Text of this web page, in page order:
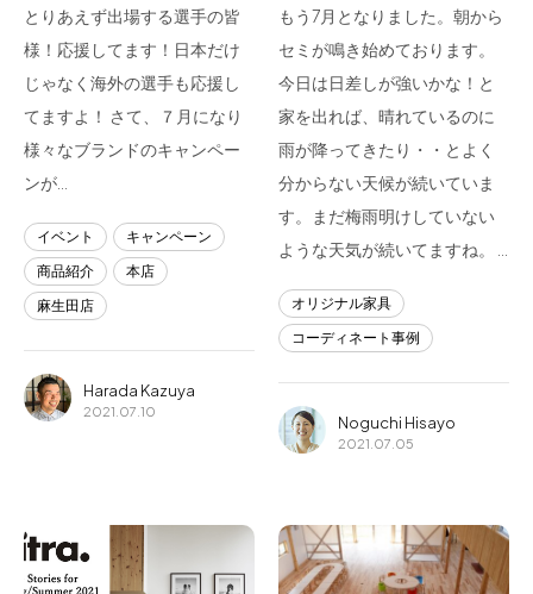
とりあえず出場する選手の皆
様！応援してます！日本だけ
じゃなく海外の選手も応援し
てますよ！ さて、７月になり
様々なブランドのキャンペー
ンが…
イベント
キャンペーン
商品紹介
本店
麻生田店
Harada Kazuya
2021.07.10
もう7月となりました。朝から
セミが鳴き始めております。
今日は日差しが強いかな！と
家を出れば、晴れているのに
雨が降ってきたり・・とよく
分からない天候が続いていま
す。まだ梅雨明けしていない
ような天気が続いてますね。 …
オリジナル家具
コーディネート事例
Noguchi Hisayo
2021.07.05